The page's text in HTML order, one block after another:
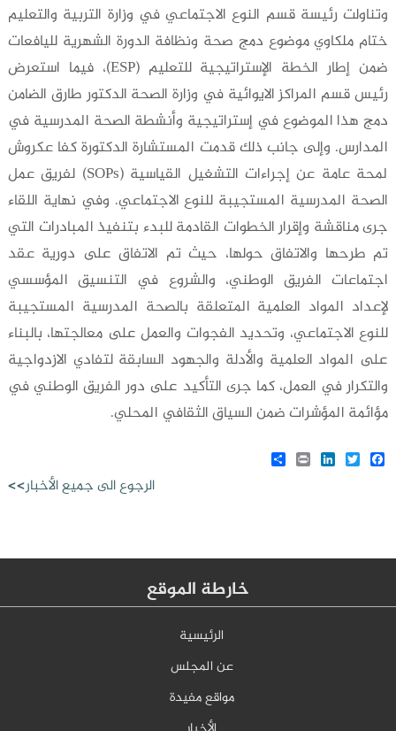
وتناولت رئيسة قسم النوع الاجتماعي في وزارة التربية والتعليم
ختام ملكاوي موضوع دمج صحة ونظافة الدورة الشهرية لليافعات
ضمن إطار الخطة الإستراتيجية للتعليم (ESP)، فيما استعرض
رئيس قسم المراكز الايوائية في وزارة الصحة الدكتور طارق الضامن
دمج هذا الموضوع في إستراتيجية وأنشطة الصحة المدرسية في
المدارس. وإلى جانب ذلك قدمت المستشارة الدكتورة كفا عكروش
لمحة عامة عن إجراءات التشغيل القياسية (SOPs) لفريق عمل
الصحة المدرسية المستجيبة للنوع الاجتماعي. وفي نهاية اللقاء
جرى مناقشة وإقرار الخطوات القادمة للبدء بتنفيذ المبادرات التي
تم طرحها والاتفاق حولها، حيث تم الاتفاق على دورية عقد
اجتماعات الفريق الوطني، والشروع في التنسيق المؤسسي
لإعداد المواد العلمية المتعلقة بالصحة المدرسية المستجيبة
للنوع الاجتماعي، وتحديد الفجوات والعمل على معالجتها، بالبناء
على المواد العلمية والأدلة والجهود السابقة لتفادي الازدواجية
والتكرار في العمل، كما جرى التأكيد على دور الفريق الوطني في
مؤائمة المؤشرات ضمن السياق الثقافي المحلي.
Facebook
Twitter
LinkedIn
Print
الرجوع الى جميع الأخبار>>
خارطة الموقع
الرئيسية
عن المجلس
مواقع مفيدة